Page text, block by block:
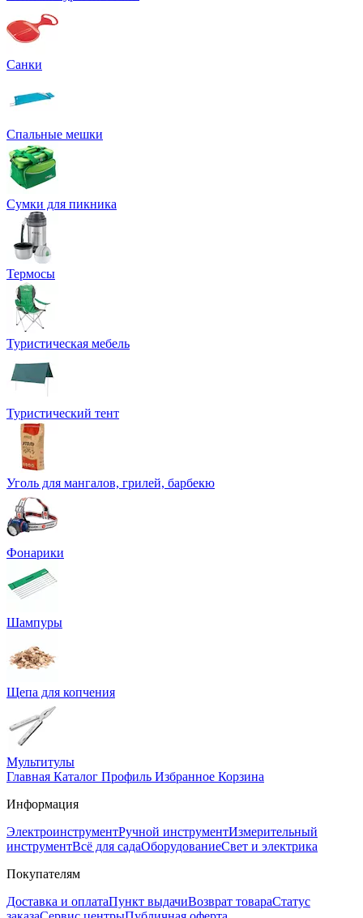
Санки
Спальные мешки
Сумки для пикника
Термосы
Туристическая мебель
Туристический тент
Уголь для мангалов, грилей, барбекю
Фонарики
Шампуры
Щепа для копчения
Мультитулы
Главная Каталог Профиль Избранное Корзина
Информация
ЭлектроинструментРучной инструментИзмерительный
инструментВсё для садаОборудованиеСвет и электрика
Покупателям
Доставка и оплатаПункт выдачиВозврат товараСтатус